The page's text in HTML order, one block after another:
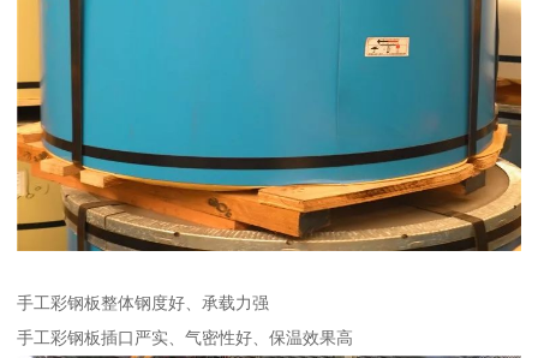
手工彩钢板整体钢度好、承载力强
手工彩钢板插口严实、气密性好、保温效果高